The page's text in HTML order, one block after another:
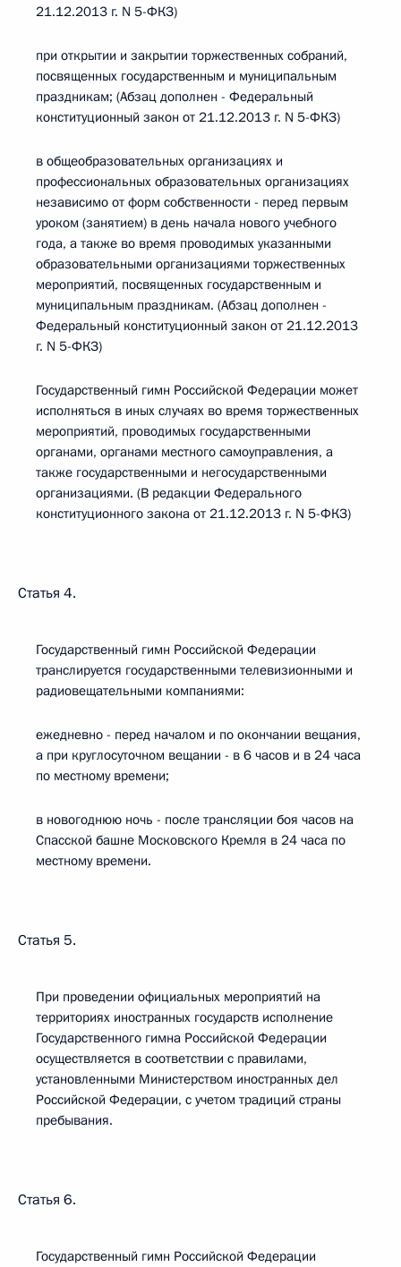
21.12.2013 г. N 5-ФКЗ)
при открытии и закрытии торжественных собраний,
посвященных государственным и муниципальным
праздникам; (Абзац дополнен - Федеральный
конституционный закон от 21.12.2013 г. N 5-ФКЗ)
в общеобразовательных организациях и
профессиональных образовательных организациях
независимо от форм собственности - перед первым
уроком (занятием) в день начала нового учебного
года, а также во время проводимых указанными
образовательными организациями торжественных
мероприятий, посвященных государственным и
муниципальным праздникам. (Абзац дополнен -
Федеральный конституционный закон от 21.12.2013
г. N 5-ФКЗ)
Государственный гимн Российской Федерации может
исполняться в иных случаях во время торжественных
мероприятий, проводимых государственными
органами, органами местного самоуправления, а
также государственными и негосударственными
организациями. (В редакции Федерального
конституционного закона от 21.12.2013 г. N 5-ФКЗ)
Статья 4.
Государственный гимн Российской Федерации
транслируется государственными телевизионными и
радиовещательными компаниями:
ежедневно - перед началом и по окончании вещания,
а при круглосуточном вещании - в 6 часов и в 24 часа
по местному времени;
в новогоднюю ночь - после трансляции боя часов на
Спасской башне Московского Кремля в 24 часа по
местному времени.
Статья 5.
При проведении официальных мероприятий на
территориях иностранных государств исполнение
Государственного гимна Российской Федерации
осуществляется в соответствии с правилами,
установленными Министерством иностранных дел
Российской Федерации, с учетом традиций страны
пребывания.
Статья 6.
Государственный гимн Российской Федерации